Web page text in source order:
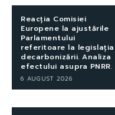
Reacția Comisiei
Europene la ajustările
Parlamentului
referitoare la legislația
decarbonizării. Analiza
efectului asupra PNRR.
6 AUGUST 2026